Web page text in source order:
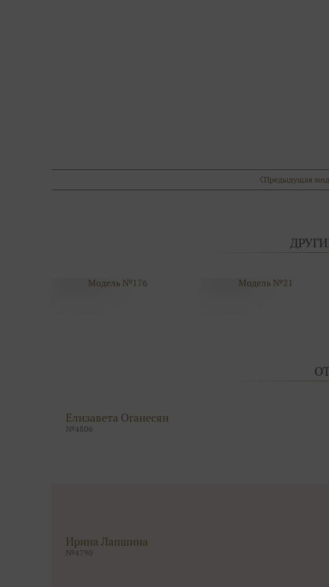
Предыдущая
Модель №176 Модель №21
Елизавета Оганесян
№4806
Ирина Лапшина
№4790